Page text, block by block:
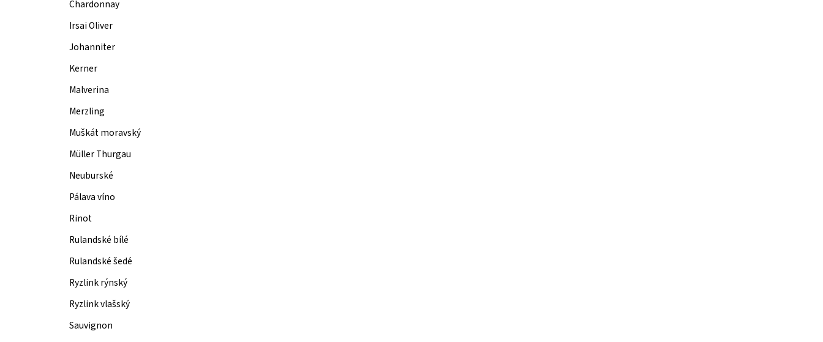
Chardonnay
Irsai Oliver
Johanniter
Kerner
Malverina
Merzling
Muškát moravský
Müller Thurgau
Neuburské
Pálava víno
Rinot
Rulandské bílé
Rulandské šedé
Ryzlink rýnský
Ryzlink vlašský
Sauvignon